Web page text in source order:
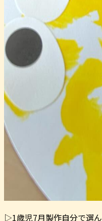
▷1歳児7月製作自分で選